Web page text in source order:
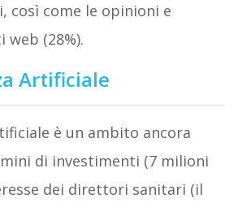
così come le opinioni e
web (28%).
Artificiale
è un ambito ancora
di investimenti (7 milioni
dei direttori sanitari (il